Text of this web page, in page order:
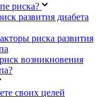
риска?
развития диабета
риска развития
возникновения
своих целей